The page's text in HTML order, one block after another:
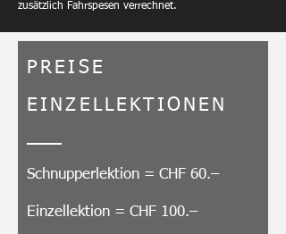
zusätzlich Fahrspesen verrechnet.
PREISE
EINZELLEKTIONEN
Schnupperlektion = CHF 60.–
Einzellektion = CHF 100.–